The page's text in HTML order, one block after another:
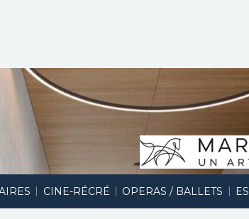
| CINE-RÉCRÉ | OPERAS / BALLETS |